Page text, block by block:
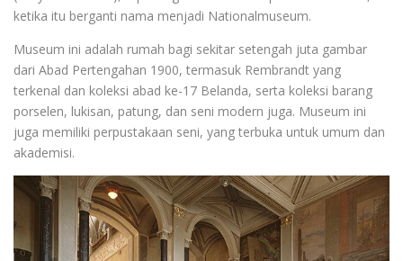
ketika itu berganti nama menjadi Nationalmuseum.
Museum ini adalah rumah bagi sekitar setengah juta gambar
dari Abad Pertengahan 1900, termasuk Rembrandt yang
terkenal dan koleksi abad ke-17 Belanda, serta koleksi barang
porselen, lukisan, patung, dan seni modern juga. Museum ini
juga memiliki perpustakaan seni, yang terbuka untuk umum dan
akademisi.